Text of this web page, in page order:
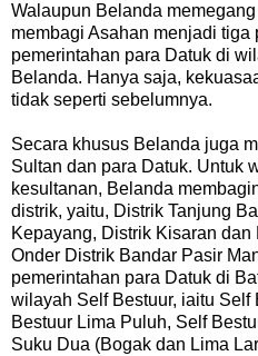
Walaupun Belanda
membagi Asahan menjadi tiga
pemerintahan para Datuk di
Belanda. Hanya saja,
tidak seperti sebelumnya.
Secara khusus Belanda juga
Sultan dan para Datuk. Untuk
kesultanan, Belanda
distrik, yaitu, Distrik Tanjung
Kepayang, Distrik Kisaran
Onder Distrik Bandar Pasir
pemerintahan para Datuk di
wilayah Self Bestuur, iaitu Self
Bestuur Lima Puluh, Self
Suku Dua (Bogak dan Lima